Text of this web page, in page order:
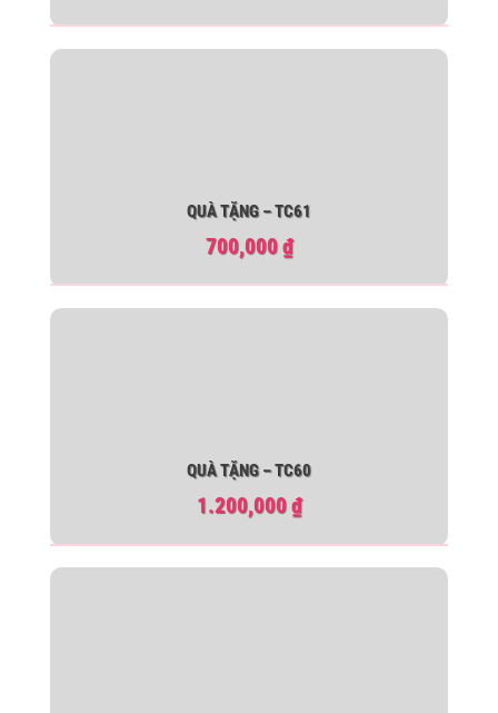
QUÀ TẶNG – TC61
700,000₫
QUÀ TẶNG – TC60
1.200,000₫